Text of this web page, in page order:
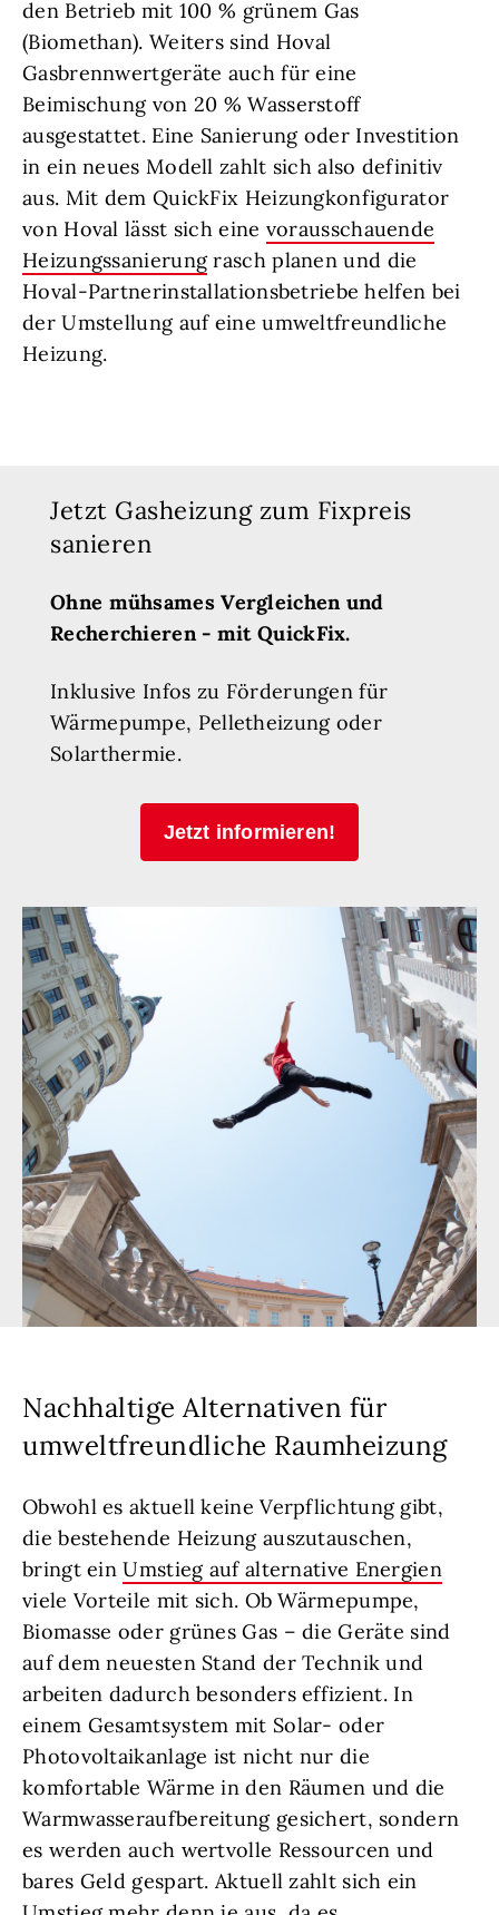
den Betrieb mit 100 % grünem Gas
(Biomethan). Weiters sind Hoval
Gasbrennwertgeräte auch für eine
Beimischung von 20 % Wasserstoff
ausgestattet. Eine Sanierung oder Investition
in ein neues Modell zahlt sich also definitiv
aus. Mit dem QuickFix Heizungkonfigurator
von Hoval lässt sich eine vorausschauende
Heizungssanierungrasch planen und die
Hoval-Partnerinstallationsbetriebe helfen bei
der Umstellung auf eine umweltfreundliche
Heizung.
Jetzt Gasheizung zum Fixpreis
sanieren
Ohne mühsames Vergleichen und
Recherchieren - mit QuickFix.
Inklusive Infos zu Förderungen für
Wärmepumpe, Pelletheizung oder
Solarthermie.
Jetzt informieren!
Nachhaltige Alternativen für
umweltfreundliche Raumheizung
Obwohl es aktuell keine Verpflichtung gibt,
die bestehende Heizung auszutauschen,
bringt einUmstieg auf alternative Energien
viele Vorteile mit sich. Ob Wärmepumpe,
Biomasse oder grünes Gas – die Geräte sind
auf dem neuesten Stand der Technik und
arbeiten dadurch besonders effizient. In
einem Gesamtsystem mit Solar- oder
Photovoltaikanlage ist nicht nur die
komfortable Wärme in den Räumen und die
Warmwasseraufbereitung gesichert, sondern
es werden auch wertvolle Ressourcen und
bares Geld gespart. Aktuell zahlt sich ein